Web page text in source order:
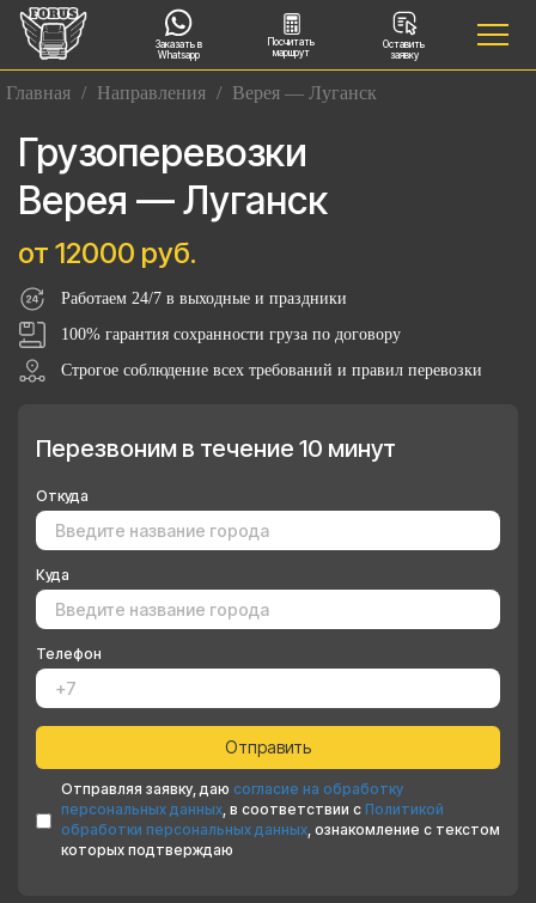
Заказать в
Whatsapp
Посчитать
маршрут
Оставить
заявку
Главная / Направления / Верея — Луганск
Грузоперевозки
Верея — Луганск
от 12000 руб.
Работаем 24/7 в выходные и праздники
100% гарантия сохранности груза по договору
Строгое соблюдение всех требований и правил перевозки
Перезвоним в течение 10 минут
Откуда
Куда
Телефон
Отправляя заявку, даю согласие на обработку
персональных данных, в соответствии с Политикой
обработки персональных данных, ознакомление с текстом
которых подтверждаю